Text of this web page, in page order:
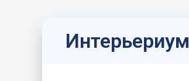
Интерьериум